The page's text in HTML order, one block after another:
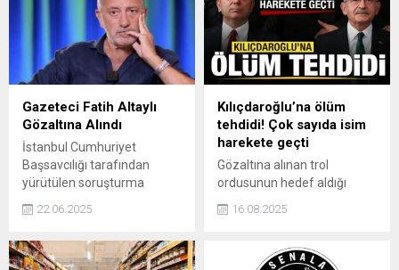
Gazeteci Fatih Altaylı
Gözaltına Alındı
İstanbul Cumhuriyet
Başsavcılığı tarafından
yürütülen soruşturma
Altaylı, "Cumhurbaşkanını
alındı.
22.06.2025
Kılıçdaroğlu’na ölüm
tehdidi! Çok sayıda isim
harekete geçti
Gözaltına alınan trol
ordusunun hedef aldığı
bulunmaya hazırlanıyor.
Başkanı Kemal Kılıçdaroğlu
16.08.2025